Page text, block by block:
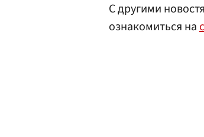
С другими
ознакомиться на